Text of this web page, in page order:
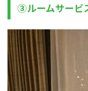
③ルームサービ